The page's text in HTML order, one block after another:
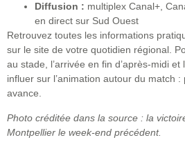
Diffusion : multiplex Canal+,
en direct sur Sud Ouest
Retrouvez toutes les informations
sur le site de votre quotidien régional.
au stade, l’arrivée en fin d’après-midi
influer sur l’animation autour du match :
avance.
Photo créditée dans la source : la
Montpellier le week-end précédent.